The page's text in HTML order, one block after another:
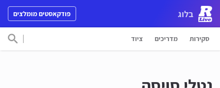
לדלג לתוכן
Main Navigation
בלוג
סקירות מדריכים ציוד
פודקאסטים מומלצים